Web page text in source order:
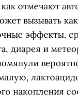
отмечают
вызывать
эффекты,
диарея и
накопления